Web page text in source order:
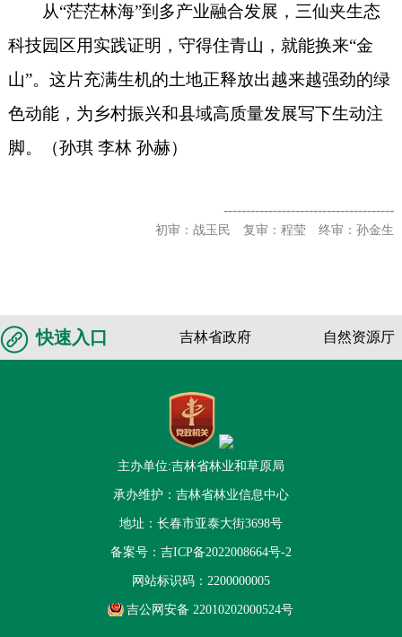
从“茫茫林海”到多产业融合发展，三仙夹生态
科技园区用实践证明，守得住青山，就能换来“金
山”。这片充满生机的土地正释放出越来越强劲的绿
色动能，为乡村振兴和县域高质量发展写下生动注
脚。（孙琪 李林 孙赫）
--------------------------------------
初审：战玉民 复审：程莹 终审：孙金生
快速入口 吉林省政府 自然资源厅
主办单位:吉林省林业和草原局
承办维护：吉林省林业信息中心
地址：长春市亚泰大街3698号
备案号： 吉ICP备2022008664号-2
网站标识码：2200000005
吉公网安备 22010202000524号